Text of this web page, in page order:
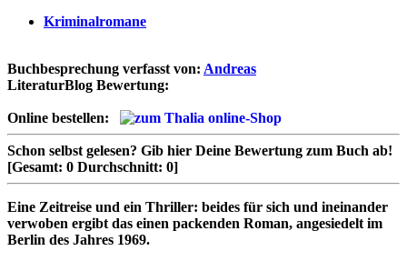
Kriminalromane
Buchbesprechung verfasst von: Andreas
LiteraturBlog Bewertung:
Online bestellen:
Schon selbst gelesen? Gib hier Deine Bewertung zum Buch ab!
[Gesamt: 0 Durchschnitt: 0]
Eine Zeitreise und ein Thriller: beides für sich und ineinander
verwoben ergibt das einen packenden Roman, angesiedelt im
Berlin des Jahres 1969.